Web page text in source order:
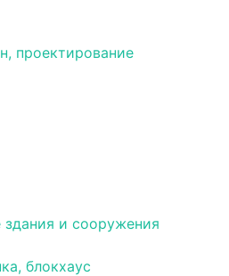
проектирование
и сооружения
блокхаус